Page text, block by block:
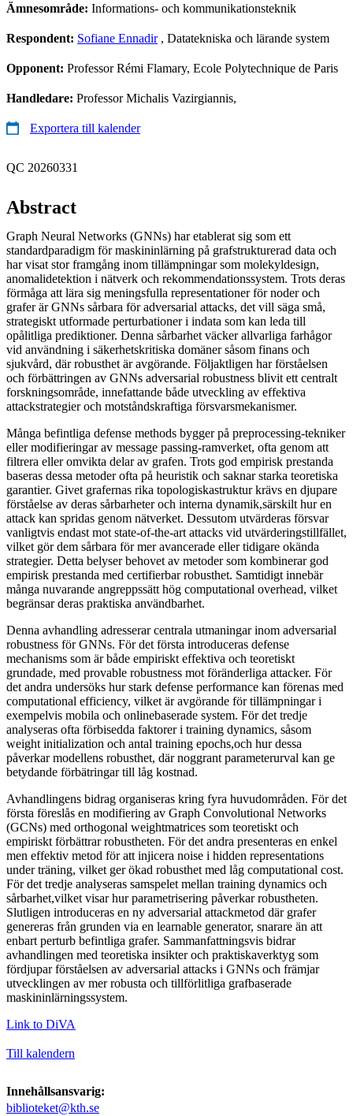
Ämnesområde: Informations- och kommunikationsteknik
Respondent: Sofiane Ennadir, Datatekniska och lärande system
Opponent: Professor Rémi Flamary, Ecole Polytechnique de Paris
Handledare: Professor Michalis Vazirgiannis,
Exportera till kalender
QC 20260331
Abstract
Graph Neural Networks (GNNs) har etablerat sig som ett
standardparadigm för maskininlärning på grafstrukturerad data och
har visat stor framgång inom tillämpningar som molekyldesign,
anomalidetektion i nätverk och rekommendationssystem. Trots deras
förmåga att lära sig meningsfulla representationer för noder och
grafer är GNNs sårbara för adversarial attacks, det vill säga små,
strategiskt utformade perturbationer i indata som kan leda till
opålitliga prediktioner. Denna sårbarhet väcker allvarliga farhågor
vid användning i säkerhetskritiska domäner såsom finans och
sjukvård, där robusthet är avgörande. Följaktligen har förståelsen
och förbättringen av GNNs adversarial robustness blivit ett centralt
forskningsområde, innefattande både utveckling av effektiva
attackstrategier och motståndskraftiga försvarsmekanismer.
Många befintliga defense methods bygger på preprocessing-tekniker
eller modifieringar av message passing-ramverket, ofta genom att
filtrera eller omvikta delar av grafen. Trots god empirisk prestanda
baseras dessa metoder ofta på heuristik och saknar starka teoretiska
garantier. Givet grafernas rika topologiskastruktur krävs en djupare
förståelse av deras sårbarheter och interna dynamik,särskilt hur en
attack kan spridas genom nätverket. Dessutom utvärderas försvar
vanligtvis endast mot state-of-the-art attacks vid utvärderingstillfället,
vilket gör dem sårbara för mer avancerade eller tidigare okända
strategier. Detta belyser behovet av metoder som kombinerar god
empirisk prestanda med certifierbar robusthet. Samtidigt innebär
många nuvarande angreppssätt hög computational overhead, vilket
begränsar deras praktiska användbarhet.
Denna avhandling adresserar centrala utmaningar inom adversarial
robustness för GNNs. För det första introduceras defense
mechanisms som är både empiriskt effektiva och teoretiskt
grundade, med provable robustness mot föränderliga attacker. För
det andra undersöks hur stark defense performance kan förenas med
computational efficiency, vilket är avgörande för tillämpningar i
exempelvis mobila och onlinebaserade system. För det tredje
analyseras ofta förbisedda faktorer i training dynamics, såsom
weight initialization och antal training epochs,och hur dessa
påverkar modellens robusthet, där noggrant parameterurval kan ge
betydande förbätringar till låg kostnad.
Avhandlingens bidrag organiseras kring fyra huvudområden. För det
första föreslås en modifiering av Graph Convolutional Networks
(GCNs) med orthogonal weightmatrices som teoretiskt och
empiriskt förbättrar robustheten. För det andra presenteras en enkel
men effektiv metod för att injicera noise i hidden representations
under träning, vilket ger ökad robusthet med låg computational cost.
För det tredje analyseras samspelet mellan training dynamics och
sårbarhet,vilket visar hur parametrisering påverkar robustheten.
Slutligen introduceras en ny adversarial attackmetod där grafer
genereras från grunden via en learnable generator, snarare än att
enbart perturb befintliga grafer. Sammanfattningsvis bidrar
avhandlingen med teoretiska insikter och praktiskaverktyg som
fördjupar förståelsen av adversarial attacks i GNNs och främjar
utvecklingen av mer robusta och tillförlitliga grafbaserade
maskininlärningssystem.
Link to DiVA
Till kalendern
Innehållsansvarig:
biblioteket@kth.se